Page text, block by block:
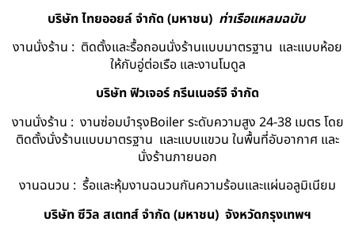
บริษัท ไทยออยล์ จํากัด (มหาชน) ท่าเรือแหลมฉบับ
งานนั่งร้าน : ติดตั้งและรื้อถอนนั่งร้านแบบมาตรฐาน และแบบห้อย
ให้กับอู่ต่อเรือ และงานโมดูล
บริษัท ฟิวเจอร์ กรีนเนอร์จี จำกัด
งานนั่งร้าน : งานซ่อมบำรุงBoiler ระดับความสูง 24-38 เมตร โดย
ติดตั้งนั่งร้านแบบมาตรฐาน และแบบแขวน ในพื้นที่อับอากาศ และ
นั่งร้านภายนอก
งานฉนวน : รื้อและหุ้มงานฉนวนกันความร้อนและแผ่นอลูมิเนียม
บริษัท ซีวิล สเตทส์ จำกัด (มหาชน) จังหวัดกรุงเทพฯ